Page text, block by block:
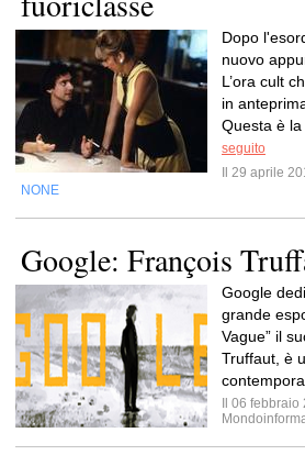
Dopo
nuovo
L’ora cult
in
Questa è la
seguito
Il 29 aprile
NONE
Google: François
Google
grande
Vague” il
Truffaut, è
Il 06